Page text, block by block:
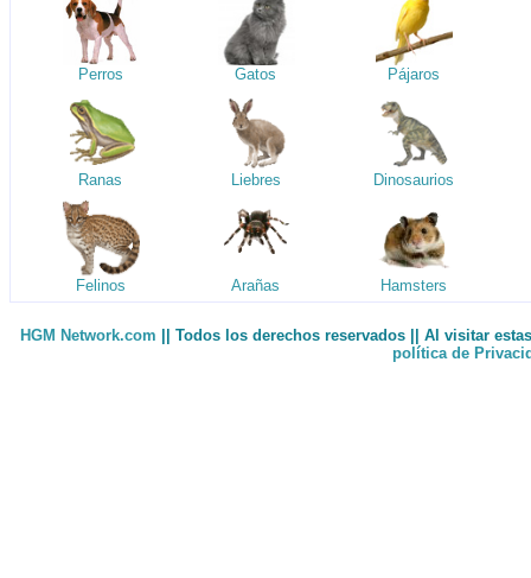
Perros Gatos Pájaros
Ranas Liebres Dinosaurios
Felinos Arañas Hamsters
HGM Network.com || Todos los derechos reservados || Al visitar
política de